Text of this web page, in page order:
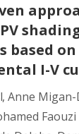
based on
I-V
, Anne